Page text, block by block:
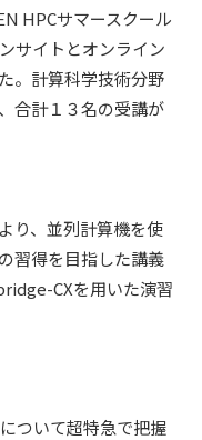
HPCサマースクール
サイトとオンライン
。計算科学技術分野
合計１３名の受講が
り、並列計算機を使
習得を目指した講義
CXを用いた演習
ついて超特急で把握